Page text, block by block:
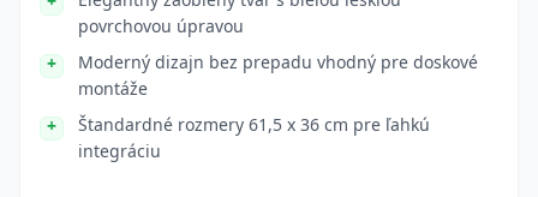
povrchovou úpravou
Moderný dizajn bez prepadu vhodný pre doskové
montáže
Štandardné rozmery 61,5 x 36 cm pre ľahkú
integráciu